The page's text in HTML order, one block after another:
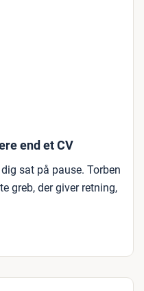
end et CV
sat på pause. Torben
greb, der giver retning,